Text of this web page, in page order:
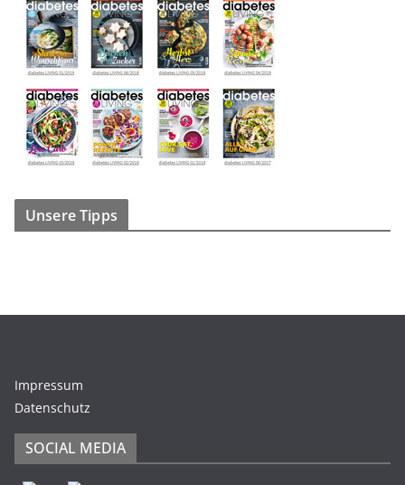
Unsere Tipps
Impressum
Datenschutz
SOCIAL MEDIA